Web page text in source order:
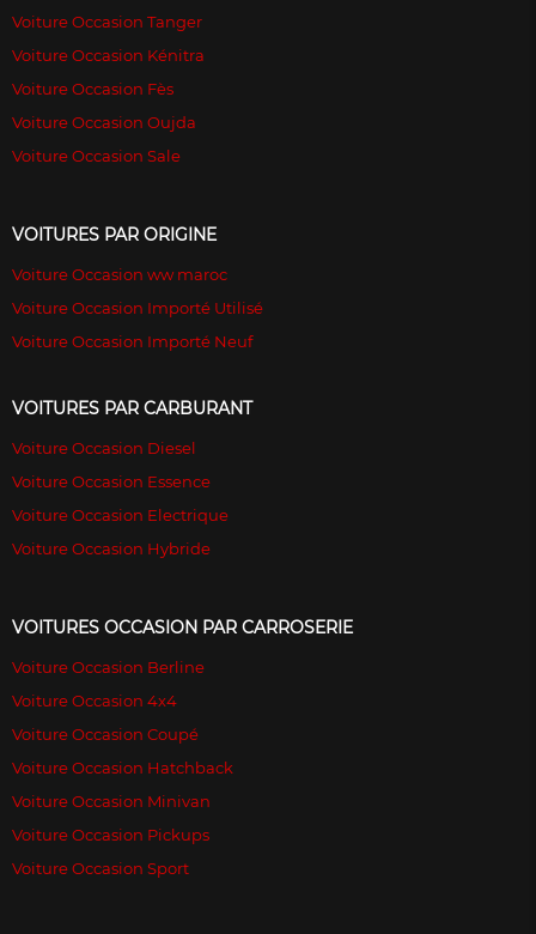
Voiture Occasion Tanger
Voiture Occasion Kénitra
Voiture Occasion Fès
Voiture Occasion Oujda
Voiture Occasion Sale
VOITURES PAR ORIGINE
Voiture Occasion ww maroc
Voiture Occasion Importé Utilisé
Voiture Occasion Importé Neuf
VOITURES PAR CARBURANT
Voiture Occasion Diesel
Voiture Occasion Essence
Voiture Occasion Electrique
Voiture Occasion Hybride
VOITURES OCCASION PAR CARROSERIE
Voiture Occasion Berline
Voiture Occasion 4x4
Voiture Occasion Coupé
Voiture Occasion Hatchback
Voiture Occasion Minivan
Voiture Occasion Pickups
Voiture Occasion Sport